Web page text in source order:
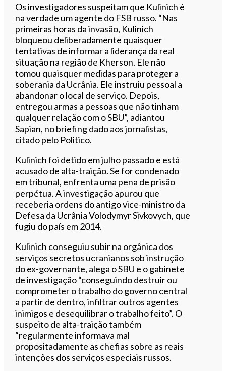
Os investigadores suspeitam que Kulinich é
na verdade um agente do FSB russo. “Nas
primeiras horas da invasão, Kulinich
bloqueou deliberadamente quaisquer
tentativas de informar a liderança da real
situação na região de Kherson. Ele não
tomou quaisquer medidas para proteger a
soberania da Ucrânia. Ele instruiu pessoal a
abandonar o local de serviço. Depois,
entregou armas a pessoas que não tinham
qualquer relação com o SBU”, adiantou
Sapian, no briefing dado aos jornalistas,
citado pelo Politico.
Kulinich foi detido em julho passado e está
acusado de alta-traição. Se for condenado
em tribunal, enfrenta uma pena de prisão
perpétua. A investigação apurou que
receberia ordens do antigo vice-ministro da
Defesa da Ucrânia Volodymyr Sivkovych, que
fugiu do país em 2014.
Kulinich conseguiu subir na orgânica dos
serviços secretos ucranianos sob instrução
do ex-governante, alega o SBU e o gabinete
de investigação “conseguindo destruir ou
comprometer o trabalho do governo central
a partir de dentro, infiltrar outros agentes
inimigos e desequilibrar o trabalho feito”. O
suspeito de alta-traição também
“regularmente informava mal
propositadamente as chefias sobre as reais
intenções dos serviços especiais russos.